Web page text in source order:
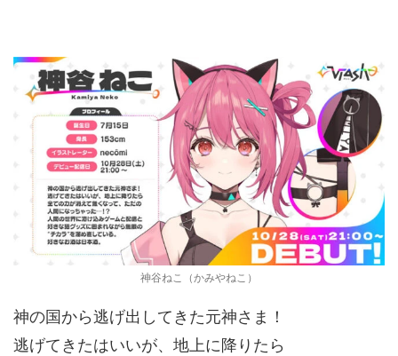
神谷ねこ（かみやねこ）
神の国から逃げ出してきた元神さま！
逃げてきたはいいが、地上に降りたら